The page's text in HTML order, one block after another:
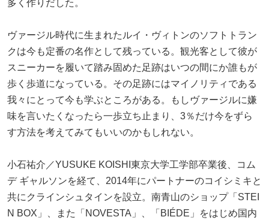
多く作りだした。
ヴァージル時代に生まれたルイ・ヴィトンのソフトトラン
クは今も定番の名作として残っている。観光客として彼が
スニーカーを履いて踏み固めた足跡はいつの間にか誰もが
歩く歩道になっている。その足跡にはマイノリティである
我々にとって今も学ぶところがある。もしヴァージルに嫌
味を言いたくなったら一歩立ち止まり、3％だけ今をずら
す方法を考えてみてもいいのかもしれない。
小石祐介／YUSUKE KOISHI東京大学工学部卒業後、コム
デ ギャルソンを経て、2014年にパートナーのコイシミキと
共にクラインシュタインを設立。南青山のショップ「STEI
N BOX」、また「NOVESTA」、「BIÉDE」をはじめ国内